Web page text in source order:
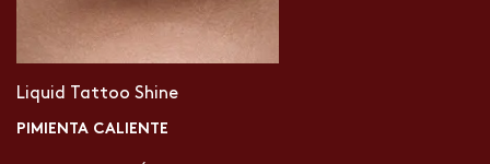
Liquid Tattoo Shine
PIMIENTA CALIENTE